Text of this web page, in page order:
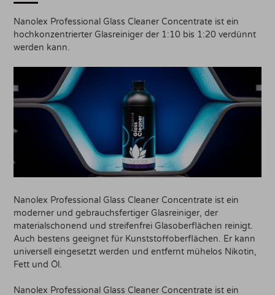
Nanolex Professional Glass Cleaner Concentrate ist ein
hochkonzentrierter Glasreiniger der 1:10 bis 1:20 verdünnt
werden kann.
Nanolex Professional Glass Cleaner Concentrate ist ein
moderner und gebrauchsfertiger Glasreiniger, der
materialschonend und streifenfrei Glasoberflächen reinigt.
Auch bestens geeignet für Kunststoffoberflächen. Er kann
universell eingesetzt werden und entfernt mühelos Nikotin,
Fett und Öl.
Nanolex Professional Glass Cleaner Concentrate ist ein